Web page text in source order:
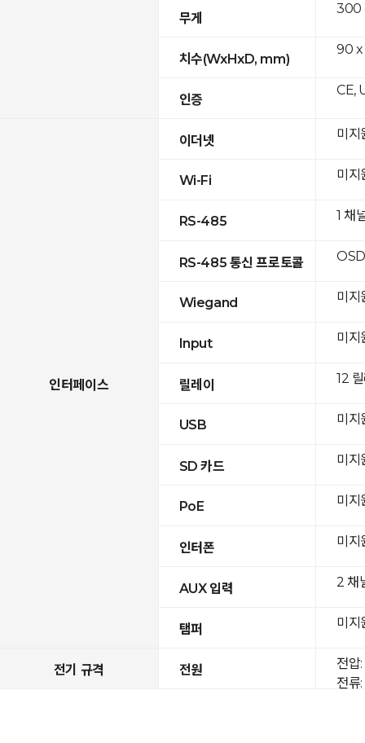
무게
치수(WxHxD, mm)
인증
인터페이스
이더넷
Wi-Fi
RS-485
RS-485 통신 프로토콜
Wiegand
Input
릴레이
USB
SD 카드
PoE
인터폰
AUX 입력
탬퍼
전기 규격 전원
300
90 x
CE,
미지
미지
1 채
미지
미지
12
미지
미지
미지
미지
2 채
미지
전압
전류